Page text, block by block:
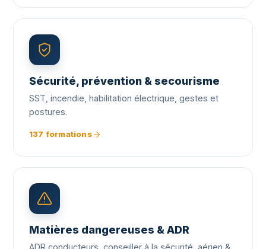
Sécurité, prévention & secourisme
SST, incendie, habilitation électrique, gestes et
postures.
137 formations
Matières dangereuses & ADR
ADR conducteurs, conseiller à la sécurité, aérien &